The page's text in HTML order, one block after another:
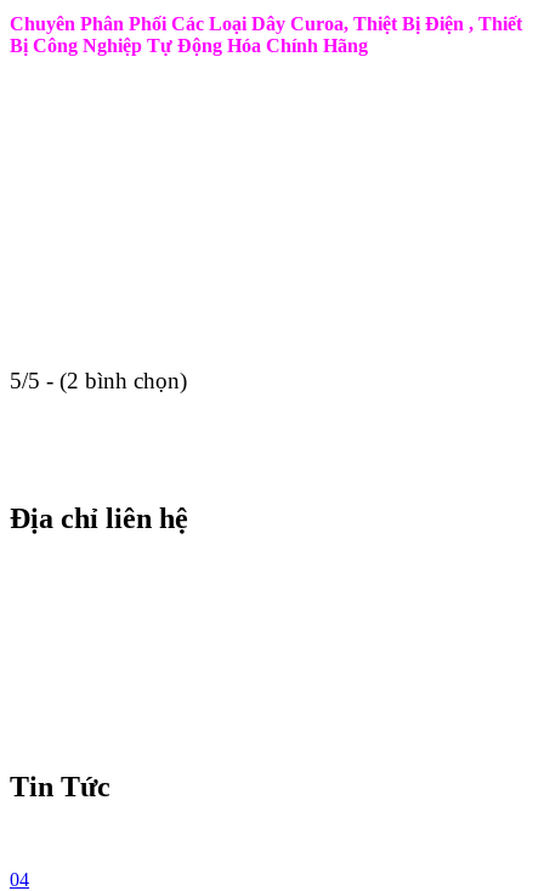
Chuyên Phân Phối Các Loại Dây Curoa, Thiệt Bị Điện , Thiết
Bị Công Nghiệp Tự Động Hóa Chính Hãng
5/5 - (2 bình chọn)
Địa chỉ liên hệ
Tin Tức
04